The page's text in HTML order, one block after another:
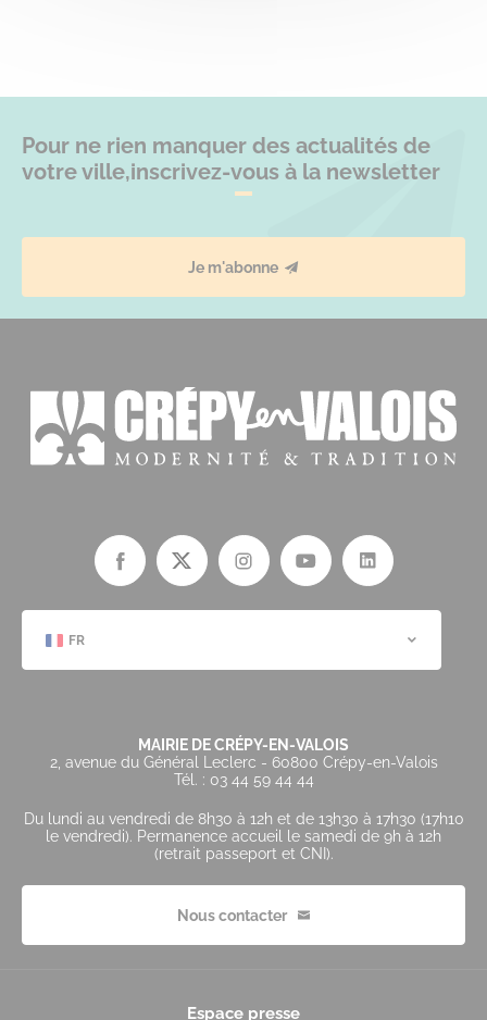
Pour ne rien manquer des actualités de
votre ville,inscrivez-vous à la newsletter
Je m'abonne
FR
MAIRIE DE CRÉPY-EN-VALOIS
2, avenue du Général Leclerc - 60800 Crépy-en-Valois
Tél. : 03 44 59 44 44
Du lundi au vendredi de 8h30 à 12h et de 13h30 à 17h30 (17h10
le vendredi). Permanence accueil le samedi de 9h à 12h
(retrait passeport et CNI).
Nous contacter
Espace presse